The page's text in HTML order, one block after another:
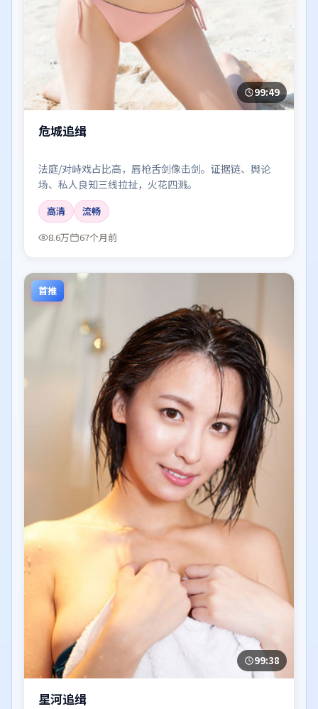
99:49
危城追缉
法庭/对峙戏占比高，唇枪舌剑像击剑。证据链、舆论
场、私人良知三线拉扯，火花四溅。
高清
流畅
8.6万
67个月前
首推
99:38
星河追缉